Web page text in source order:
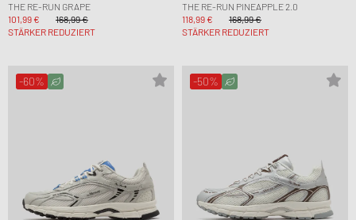
THE RE-RUN GRAPE
101,99 €
168,99 €
STÄRKER REDUZIERT
THE RE-RUN PINEAPPLE 2.0
118,99 €
168,99 €
STÄRKER REDUZIERT
-60% -50%